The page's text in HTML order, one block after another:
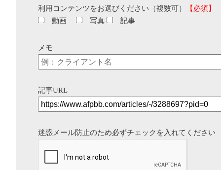
利用コンテンツをお選びください（複数可）
【必須】
動画
写真 記事
メモ
記事URL
迷惑メール防止のため必ずチェックを入れてください